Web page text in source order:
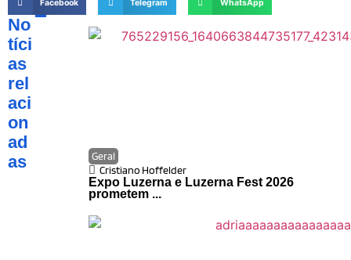
Facebook Telegram WhatsApp
No
tíci
as
rel
aci
on
ad
as
Geral
Cristiano Hoffelder
Expo Luzerna e Luzerna Fest 2026
prometem ...